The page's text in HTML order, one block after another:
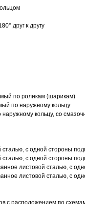
друг к другу
по роликам (шарикам)
по наружному кольцу
кольцу, со
сталью, с одной стороны
сталью, с одной стороны
листовой сталью, с
листовой сталью, с
с расположением по